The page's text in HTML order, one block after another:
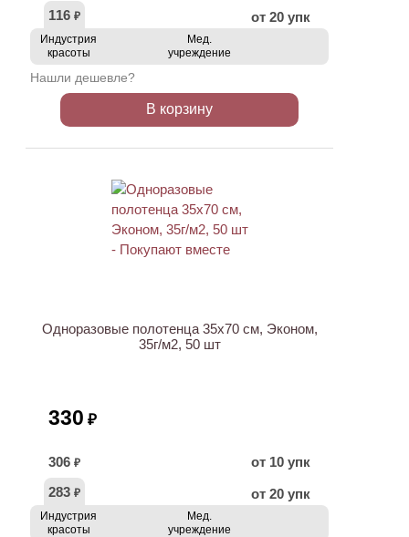
116 ₽ от 20 упк
Индустрия
красоты
Мед.
учреждение
Нашли дешевле?
В корзину
Одноразовые полотенца 35х70 см, Эконом,
35г/м2, 50 шт
330 ₽
306 ₽
от 10 упк
283 ₽ от 20 упк
Индустрия
красоты
Мед.
учреждение